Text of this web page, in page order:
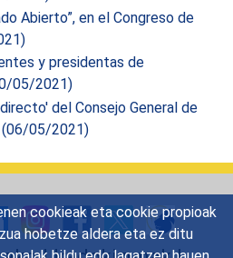
cookieak eta cookie propioak
hobetze aldera eta ez ditu
Abierto”, en el Congreso de
y presidentas de
05/2021)
del Consejo General de
(06/05/2021)